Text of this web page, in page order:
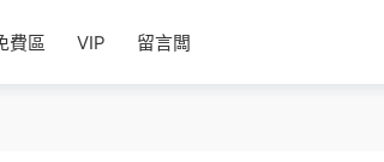
費區 VIP 留言闆